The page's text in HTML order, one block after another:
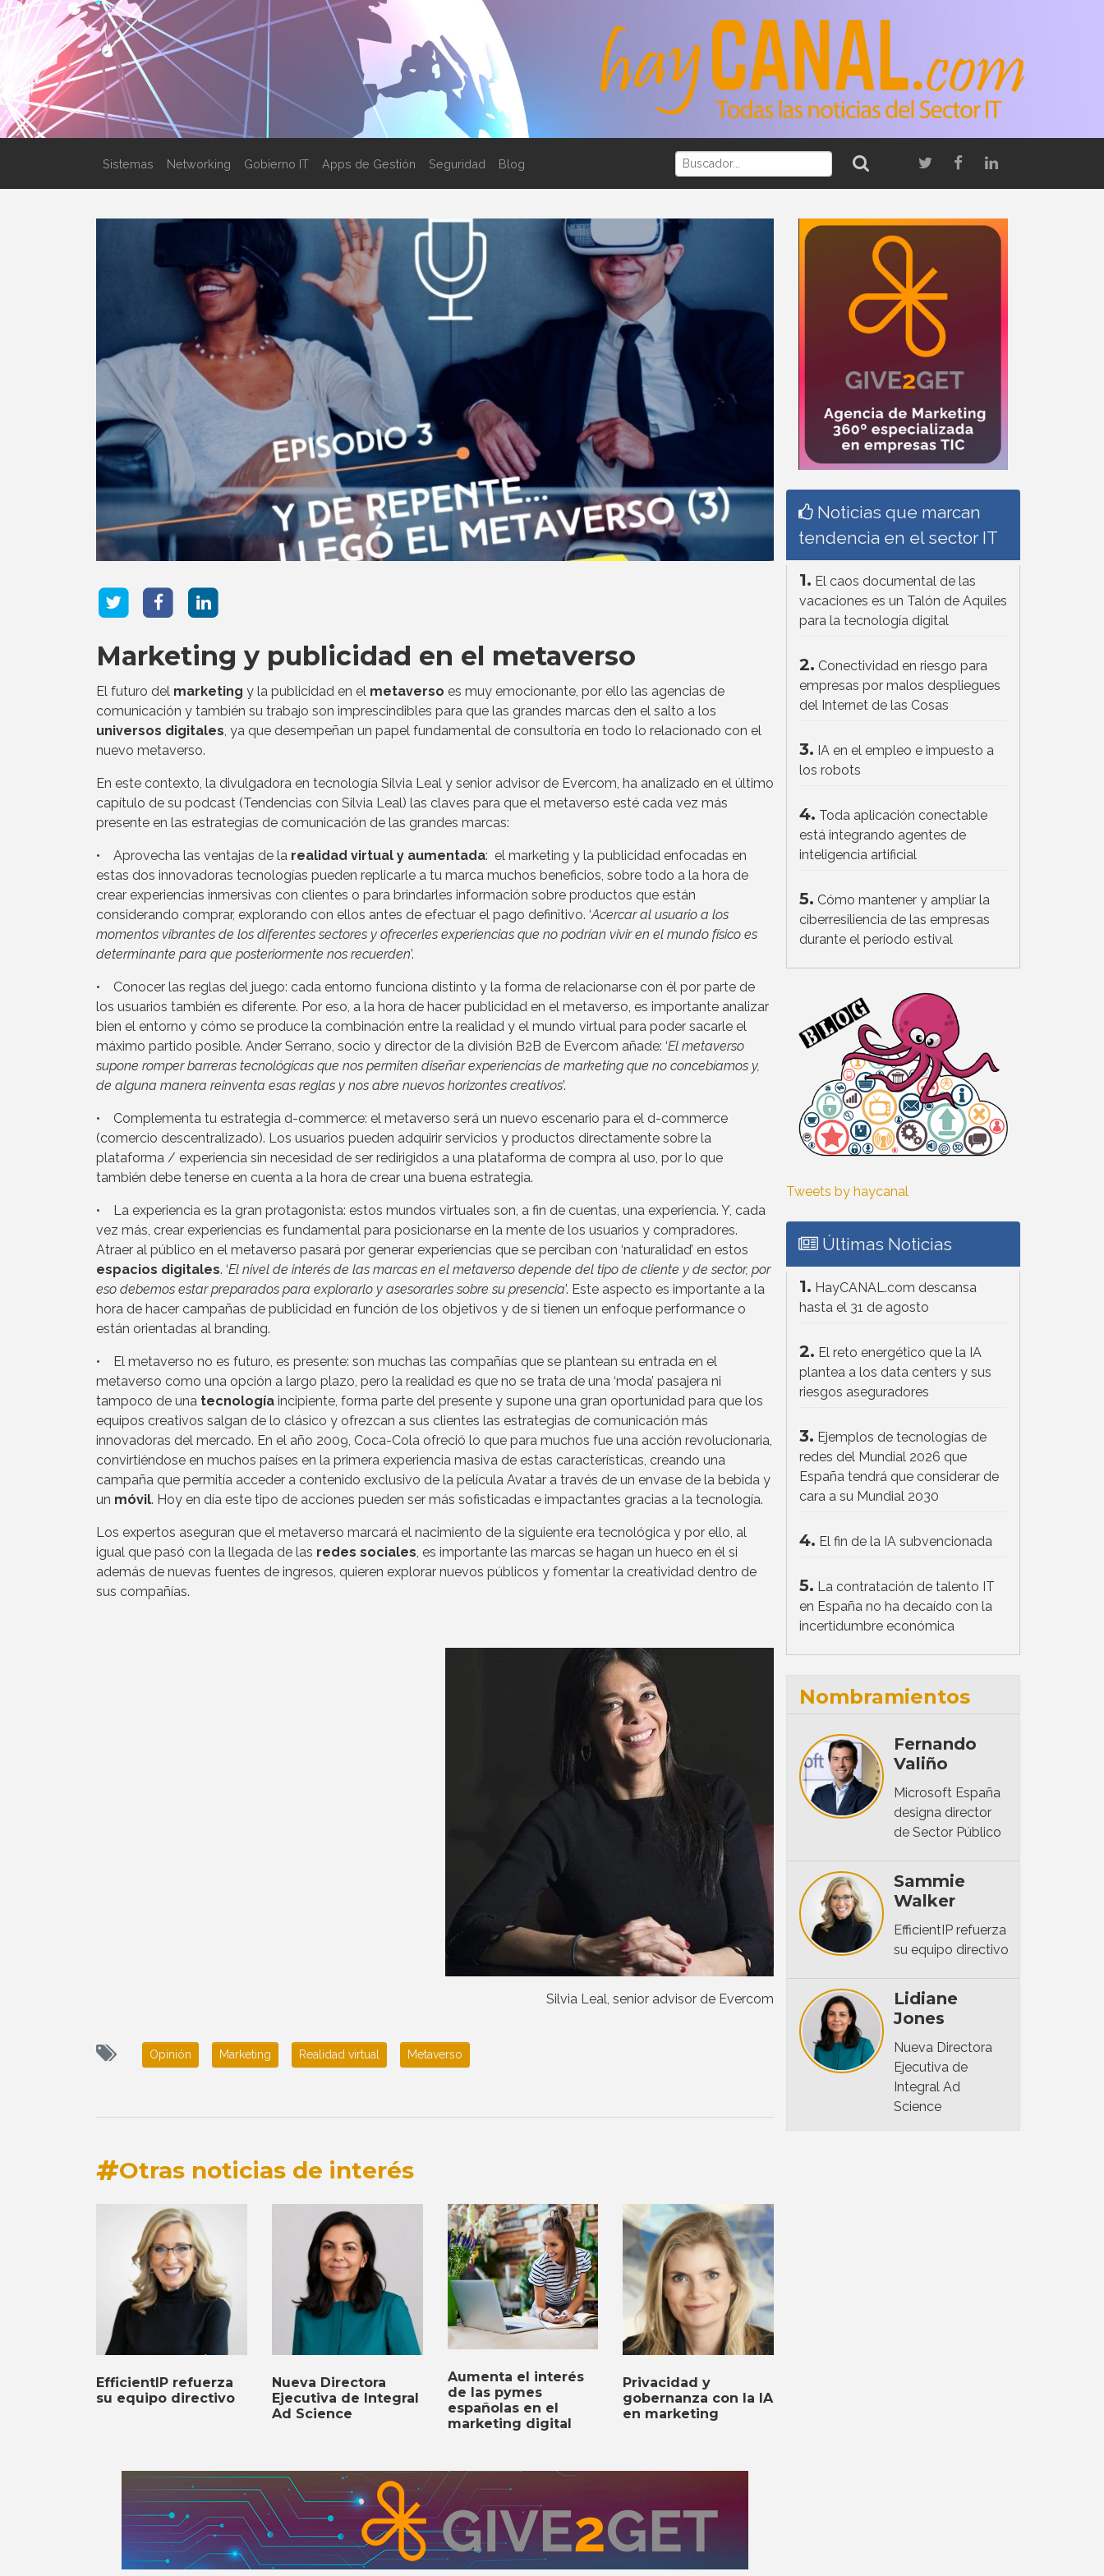
Sistemas Networking Gobierno IT Apps de Gestión Seguridad Blog
Marketing y publicidad en el metaverso
El futuro del marketing y la publicidad en el metaverso es muy emocionante, por ello las agencias de
comunicación y también su trabajo son imprescindibles para que las grandes marcas den el salto a los
universos digitales, ya que desempeñan un papel fundamental de consultoría en todo lo relacionado con el
nuevo metaverso.
En este contexto, la divulgadora en tecnología Silvia Leal y senior advisor de Evercom, ha analizado en el último
capítulo de su podcast (Tendencias con Silvia Leal) las claves para que el metaverso esté cada vez más
presente en las estrategias de comunicación de las grandes marcas:
• Aprovecha las ventajas de la realidad virtual y aumentada: el marketing y la publicidad enfocadas en
estas dos innovadoras tecnologías pueden replicarle a tu marca muchos beneficios, sobre todo a la hora de
crear experiencias inmersivas con clientes o para brindarles información sobre productos que están
considerando comprar, explorando con ellos antes de efectuar el pago definitivo. ‘Acercar al usuario a los
momentos vibrantes de los diferentes sectores y ofrecerles experiencias que no podrían vivir en el mundo físico es
determinante para que posteriormente nos recuerden’.
• Conocer las reglas del juego: cada entorno funciona distinto y la forma de relacionarse con él por parte de
los usuarios también es diferente. Por eso, a la hora de hacer publicidad en el metaverso, es importante analizar
bien el entorno y cómo se produce la combinación entre la realidad y el mundo virtual para poder sacarle el
máximo partido posible. Ander Serrano, socio y director de la división B2B de Evercom añade: ‘El metaverso
supone romper barreras tecnológicas que nos permiten diseñar experiencias de marketing que no concebíamos y,
de alguna manera reinventa esas reglas y nos abre nuevos horizontes creativos’.
• Complementa tu estrategia d-commerce: el metaverso será un nuevo escenario para el d-commerce
(comercio descentralizado). Los usuarios pueden adquirir servicios y productos directamente sobre la
plataforma / experiencia sin necesidad de ser redirigidos a una plataforma de compra al uso, por lo que
también debe tenerse en cuenta a la hora de crear una buena estrategia.
• La experiencia es la gran protagonista: estos mundos virtuales son, a fin de cuentas, una experiencia. Y, cada
vez más, crear experiencias es fundamental para posicionarse en la mente de los usuarios y compradores.
Atraer al público en el metaverso pasará por generar experiencias que se perciban con ‘naturalidad’ en estos
espacios digitales. ‘El nivel de interés de las marcas en el metaverso depende del tipo de cliente y de sector, por
eso debemos estar preparados para explorarlo y asesorarles sobre su presencia’. Este aspecto es importante a la
hora de hacer campañas de publicidad en función de los objetivos y de si tienen un enfoque performance o
están orientadas al branding.
• El metaverso no es futuro, es presente: son muchas las compañías que se plantean su entrada en el
metaverso como una opción a largo plazo, pero la realidad es que no se trata de una ‘moda’ pasajera ni
tampoco de una tecnología incipiente, forma parte del presente y supone una gran oportunidad para que los
equipos creativos salgan de lo clásico y ofrezcan a sus clientes las estrategias de comunicación más
innovadoras del mercado. En el año 2009, Coca-Cola ofreció lo que para muchos fue una acción revolucionaria,
convirtiéndose en muchos países en la primera experiencia masiva de estas características, creando una
campaña que permitía acceder a contenido exclusivo de la película Avatar a través de un envase de la bebida y
un móvil. Hoy en día este tipo de acciones pueden ser más sofisticadas e impactantes gracias a la tecnología.
Los expertos aseguran que el metaverso marcará el nacimiento de la siguiente era tecnológica y por ello, al
igual que pasó con la llegada de las redes sociales, es importante las marcas se hagan un hueco en él si
además de nuevas fuentes de ingresos, quieren explorar nuevos públicos y fomentar la creatividad dentro de
sus compañías.
Silvia Leal, senior advisor de Evercom
Opinión Marketing Realidad virtual Metaverso
Otras noticias de interés
EfficientIP refuerza
su equipo directivo
Nueva Directora
Ejecutiva de Integral
Ad Science
Aumenta el interés
de las pymes
españolas en el
marketing digital
Privacidad y
gobernanza con la IA
en marketing
Noticias que marcan
tendencia en el sector IT
1. El caos documental de las
vacaciones es un Talón de Aquiles
para la tecnología digital
2. Conectividad en riesgo para
empresas por malos despliegues
del Internet de las Cosas
3. IA en el empleo e impuesto a
los robots
4. Toda aplicación conectable
está integrando agentes de
inteligencia artificial
5. Cómo mantener y ampliar la
ciberresiliencia de las empresas
durante el período estival
Tweets by haycanal
Últimas Noticias
1. HayCANAL.com descansa
hasta el 31 de agosto
2. El reto energético que la IA
plantea a los data centers y sus
riesgos aseguradores
3. Ejemplos de tecnologías de
redes del Mundial 2026 que
España tendrá que considerar de
cara a su Mundial 2030
4. El fin de la IA subvencionada
5. La contratación de talento IT
en España no ha decaído con la
incertidumbre económica
Nombramientos
Fernando
Valiño
Microsoft España
designa director
de Sector Público
Sammie
Walker
EfficientIP refuerza
su equipo directivo
Lidiane
Jones
Nueva Directora
Ejecutiva de
Integral Ad
Science